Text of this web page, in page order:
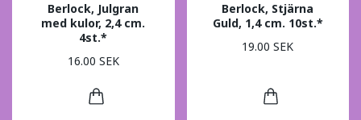
Berlock, Julgran
med kulor, 2,4 cm.
4st.*
16.00 SEK
Berlock, Stjärna
Guld, 1,4 cm. 10st.*
19.00 SEK